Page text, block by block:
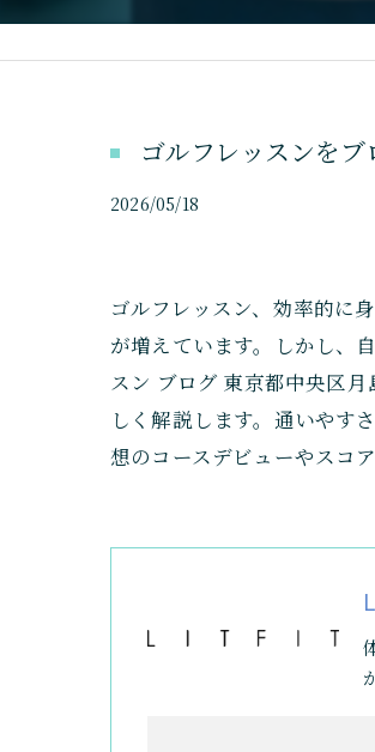
ゴルフレッスンを
2026/05/18
ゴルフレッスン、効率的に
が増えています。しかし、
スン ブログ 東京都中央区
しく解説します。通いやす
想のコースデビューやスコ